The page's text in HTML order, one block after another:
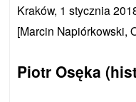
Kraków, 1 stycznia
[Marcin Napiórkowski,
Piotr Osęka